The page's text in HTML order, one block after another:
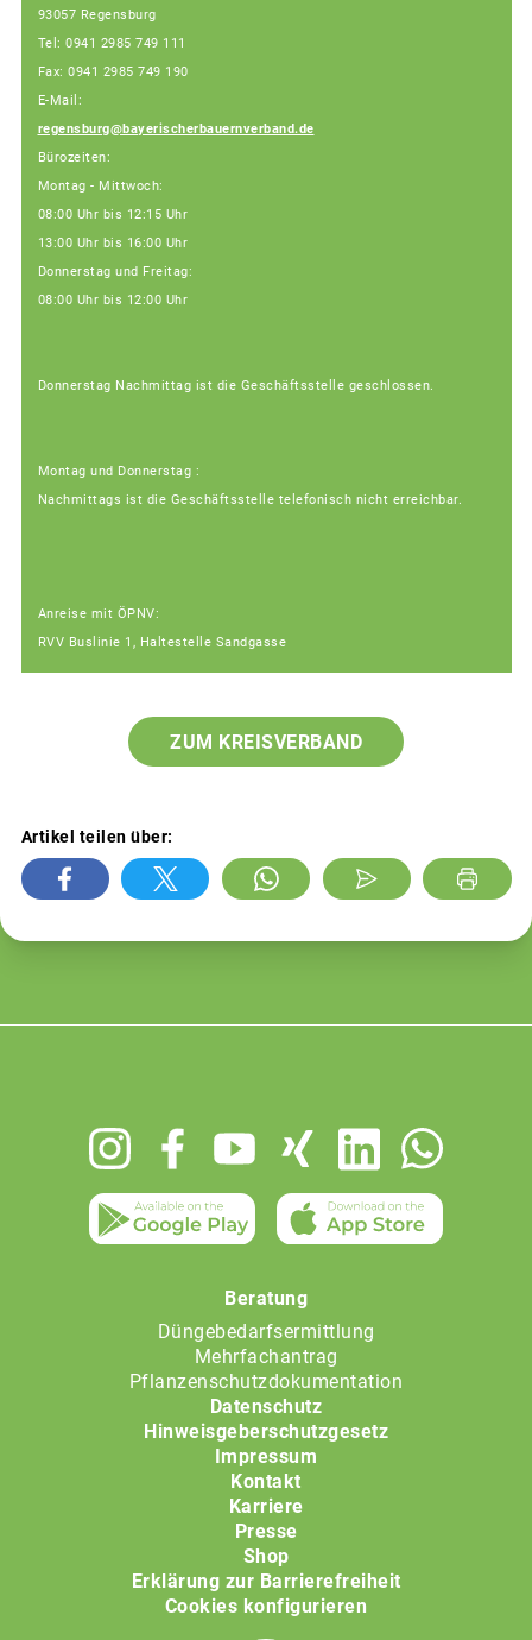
93057 Regensburg
Tel: 0941 2985 749 111
Fax: 0941 2985 749 190
E-Mail:
regensburg@bayerischerbauernverband.de
Bürozeiten:
Montag - Mittwoch:
08:00 Uhr bis 12:15 Uhr
13:00 Uhr bis 16:00 Uhr
Donnerstag und Freitag:
08:00 Uhr bis 12:00 Uhr
Donnerstag Nachmittag ist die Geschäftsstelle geschlossen.
Montag und Donnerstag :
Nachmittags ist die Geschäftsstelle telefonisch nicht erreichbar.
Anreise mit ÖPNV:
RVV Buslinie 1, Haltestelle Sandgasse
ZUM KREISVERBAND
Artikel teilen über:
Beratung
Düngebedarfsermittlung
Mehrfachantrag
Pflanzenschutzdokumentation
Datenschutz
Hinweisgeberschutzgesetz
Impressum
Kontakt
Karriere
Presse
Shop
Erklärung zur Barrierefreiheit
Cookies konfigurieren